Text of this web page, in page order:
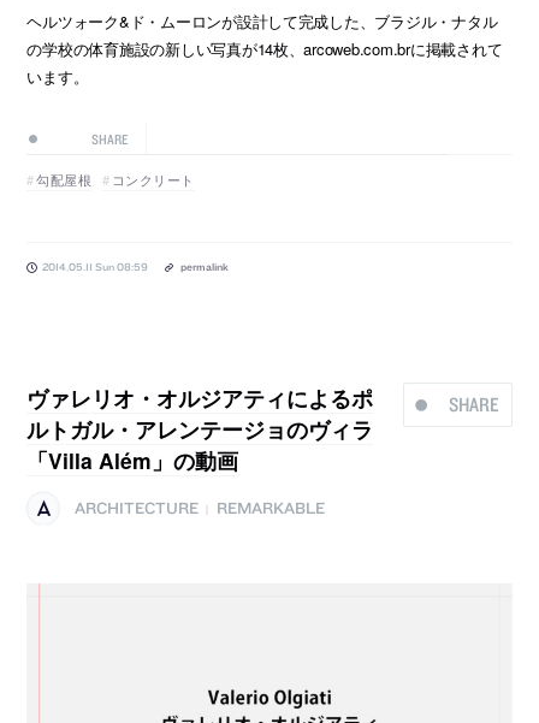
ヘルツォーク&ド・ムーロンが設計して完成した、ブラジル・ナタル
の学校の体育施設の新しい写真が14枚、arcoweb.com.brに掲載されて
います。
SHARE
勾配屋根 コンクリート
2014.05.11 Sun 08:59 permalink
SHARE
ヴァレリオ・オルジアティによるポ
ルトガル・アレンテージョのヴィラ
「Villa Além」の動画
ARCHITECTURE REMARKABLE